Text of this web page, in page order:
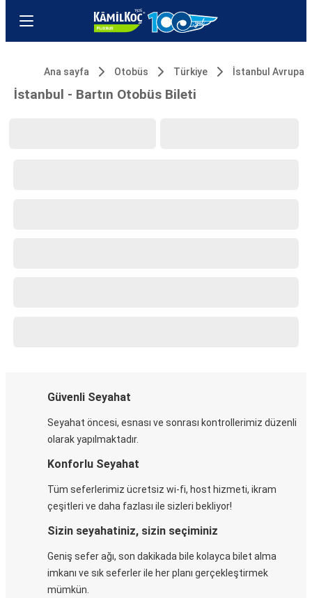
Ana sayfa Otobüs Türkiye İstanbul Avrupa
İstanbul - Bartın Otobüs Bileti
Güvenli Seyahat
Seyahat öncesi, esnası ve sonrası kontrollerimiz düzenli
olarak yapılmaktadır.
Konforlu Seyahat
Tüm seferlerimiz ücretsiz wi-fi, host hizmeti, ikram
çeşitleri ve daha fazlası ile sizleri bekliyor!
Sizin seyahatiniz, sizin seçiminiz
Geniş sefer ağı, son dakikada bile kolayca bilet alma
imkanı ve sık seferler ile her planı gerçekleştirmek
mümkün.